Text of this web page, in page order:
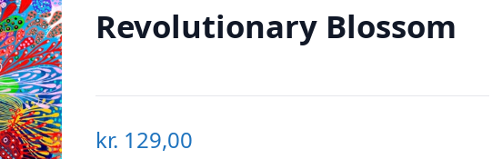
Revolutionary Blossom
kr. 129,00